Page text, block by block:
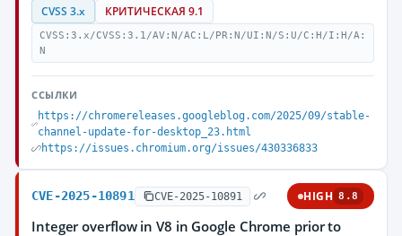
CVSS 3.x КРИТИЧЕСКАЯ 9.1
CVSS:3.x/CVSS:3.1/AV:N/AC:L/PR:N/UI:N/S:U/C:H/I:H/A:
N
ССЫЛКИ
https://chromereleases.googleblog.com/2025/09/stable-
channel-update-for-desktop_23.html
https://issues.chromium.org/issues/430336833
CVE-2025-10891 CVE-2025-10891 HIGH 8.8
Integer overflow in V8 in Google Chrome prior to